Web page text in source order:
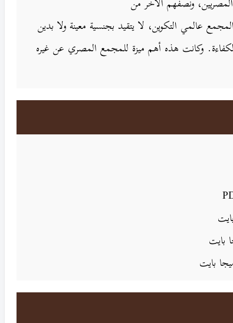
عالمي التكوين، لا يتقيد بجنسية معينة ولا بدين
وكانت هذه أهم ميزة للمجمع المصري عن غيره